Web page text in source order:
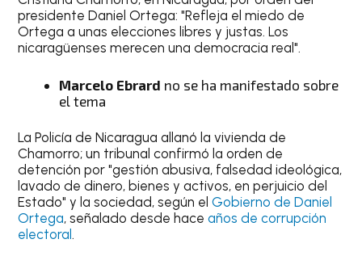
presidente Daniel Ortega: "Refleja el miedo de
Ortega a unas elecciones libres y justas. Los
nicaragüenses merecen una democracia real".
Marcelo Ebrard no se ha manifestado sobre
el tema
La Policía de Nicaragua allanó la vivienda de
Chamorro; un tribunal confirmó la orden de
detención por "gestión abusiva, falsedad ideológica,
lavado de dinero, bienes y activos, en perjuicio del
Estado" y la sociedad, según elGobierno de Daniel
Ortega, señalado desde haceaños de corrupción
electoral.